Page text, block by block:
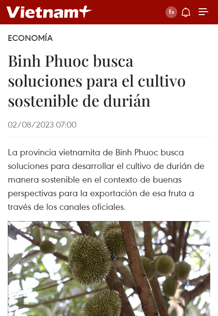
ECONOMÍA
Binh Phuoc busca
soluciones para el cultivo
sostenible de durián
02/08/2023 07:00
La provincia vietnamita de Binh Phuoc busca
soluciones para desarrollar el cultivo de durián de
manera sostenible en el contexto de buenas
perspectivas para la exportación de esa fruta a
través de los canales oficiales.